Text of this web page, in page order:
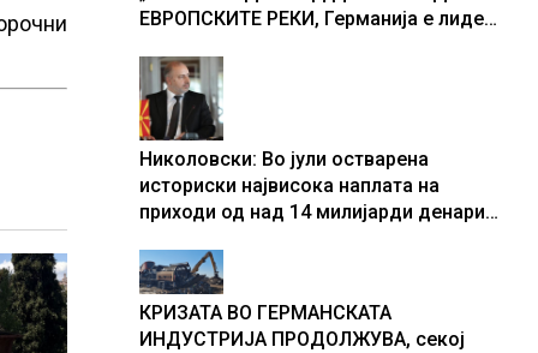
ЕВРОПСКИТЕ РЕКИ, Германија е лидер
центри за податоци
Николовски: Во јули остварена
историски највисока наплата на
приходи од над 14 милијарди денари
резултати
КРИЗАТА ВО ГЕРМАНСКАТА
ИНДУСТРИЈА ПРОДОЛЖУВА, секој